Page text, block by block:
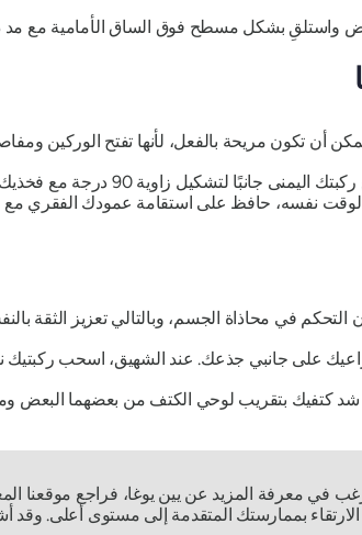
واستلقِ بشكل مسطح فوق الساق الأمامية مع مد
أن تكون مريحة بالفعل، لأنها تفتح الوركين
انزل على الأرض مستندًا على
الوقت نفسه، حافظ على استقامة عمودك الفقري
التحكم في محاذاة الجسم، وبالتالي تعزيز الثقة
على جانبي جذعك. عند الشهيق، اسحب
شد كتفيك بتقريب لوحي الكتف من بعضهما
في معرفة المزيد عن يين يوغا، فراجع موقعنا
بممارستك المتقدمة إلى مستوى أعلى. وقد